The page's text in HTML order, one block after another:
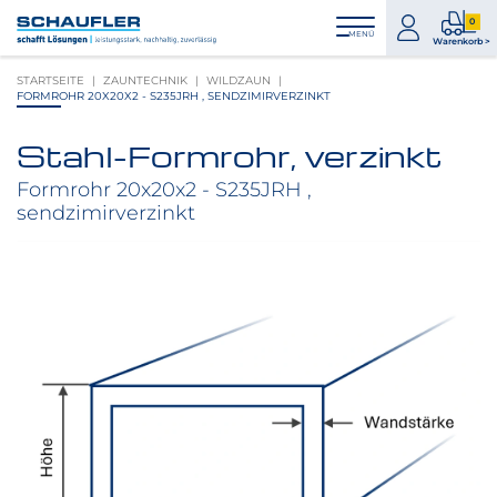
Inhalt
Hauptnavigation
Footernavigation
Logo
Schaufler
verlinkt
zur
MENÜ
zum
Konto
0
Warenkorb >
0
STARTSEITE ZAUNTECHNIK
WILDZAUN
FORMROHR 20X20X2 - S235JRH , SENDZIMIRVERZINKT
Produktbilder
Stahl-Formrohr, verzinkt
Formrohr 20x20x2 - S235JRH ,
sendzimirverzinkt